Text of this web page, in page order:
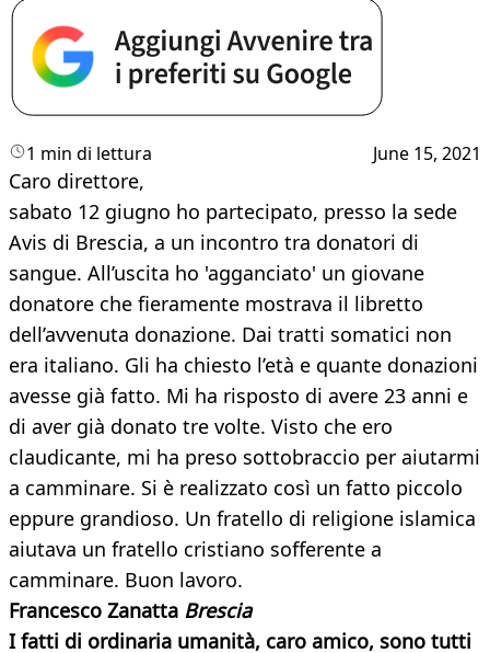
1 min di lettura June 15, 2021
Caro direttore,
sabato 12 giugno ho partecipato, presso la sede
Avis di Brescia, a un incontro tra donatori di
sangue. All’uscita ho 'agganciato' un giovane
donatore che fieramente mostrava il libretto
dell’avvenuta donazione. Dai tratti somatici non
era italiano. Gli ha chiesto l’età e quante donazioni
avesse già fatto. Mi ha risposto di avere 23 anni e
di aver già donato tre volte. Visto che ero
claudicante, mi ha preso sottobraccio per aiutarmi
a camminare. Si è realizzato così un fatto piccolo
eppure grandioso. Un fratello di religione islamica
aiutava un fratello cristiano sofferente a
camminare. Buon lavoro.
Francesco Zanatta Brescia
I fatti di ordinaria umanità, caro amico, sono tutti